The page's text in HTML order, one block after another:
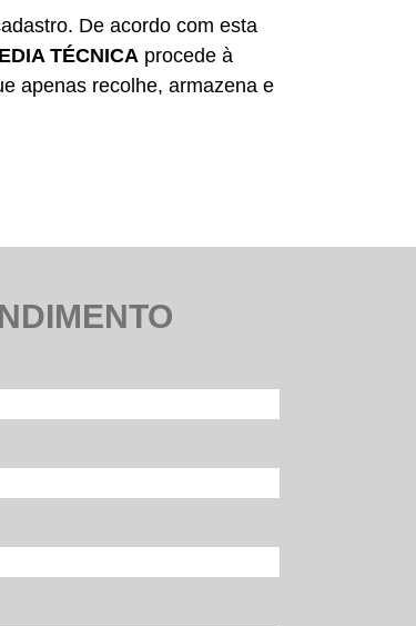
De acordo com esta
TÉCNICA procede à
apenas recolhe, armazena e